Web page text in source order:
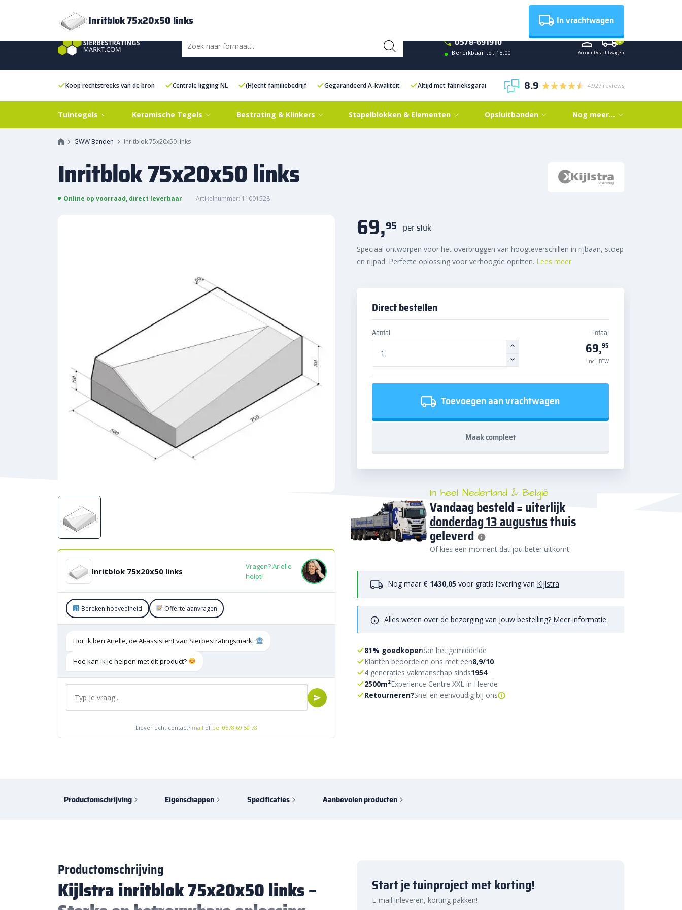
Bezorging
0578-691910
Bereikbaar tot 18:00 AccountVrachtwagen
0
Koop rechtstreeks van de bron Centrale ligging NL (H)echt familiebedrijf Gegarandeerd A-kwaliteit Altijd met fabrieksgarantie 8.9 4.927 reviews
Tuintegels Keramische Tegels Bestrating & Klinkers Stapelblokken & Elementen Opsluitbanden Nog meer…
GWW Banden Inritblok 75x20x50 links
Inritblok 75x20x50 links
Online op voorraad, direct leverbaar Artikelnummer: 11001528
Inritblok 75x20x50 links
Vragen? Arielle
helpt!
Bereken hoeveelheid Offerte aanvragen
Hoi, ik ben Arielle, de AI-assistent van Sierbestratingsmarkt
Hoe kan ik je helpen met dit product?
Liever echt contact? mail of bel 0578 69 50 78
69,95 per stuk
Speciaal ontworpen voor het overbruggen van hoogteverschillen in rijbaan, stoep
en rijpad. Perfecte oplossing voor verhoogde opritten. Lees meer
Direct bestellen
Aantal Totaal
69,95
incl. BTW
Toevoegen aan vrachtwagen
Maak compleet
In heel Nederland & België
Vandaag besteld = uiterlijk
donderdag 13 augustusthuis
geleverd
Of kies een moment dat jou beter uitkomt!
Nog maar € 1430,05 voor gratis levering van Kijlstra
Alles weten over de bezorging van jouw bestelling? Meer informatie
81% goedkoperdan het gemiddelde
Klanten beoordelen ons met een8,9/10
4 generaties vakmanschap sinds1954
2500m²Experience Centre XXL in Heerde
Retourneren?Snel en eenvoudig bij ons
Productomschrijving Eigenschappen Specificaties Aanbevolen producten
Productomschrijving
Kijlstra inritblok 75x20x50 links – Start je tuinproject met korting!
E-mail inleveren, korting pakken!
Inritblok 75x20x50 links In vrachtwagen